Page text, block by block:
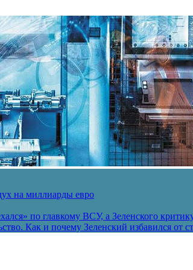
на миллиарды евро
по главкому ВСУ, а Зеленского
Как и почему Зеленский избавился от